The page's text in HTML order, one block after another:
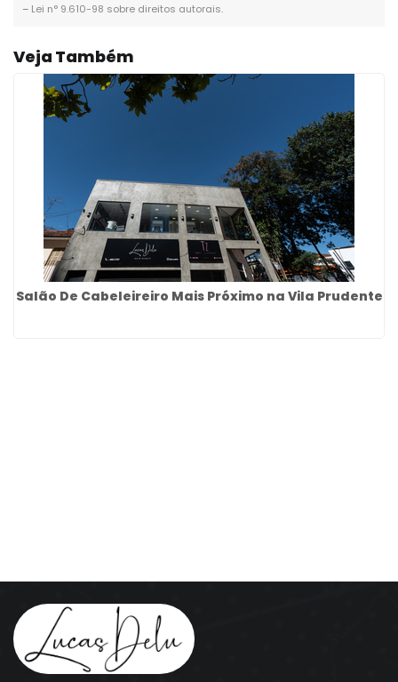
– Lei n° 9.610-98 sobre direitos autorais.
Veja Também
Salão De Cabeleireiro Mais Próximo na Vila Prudente